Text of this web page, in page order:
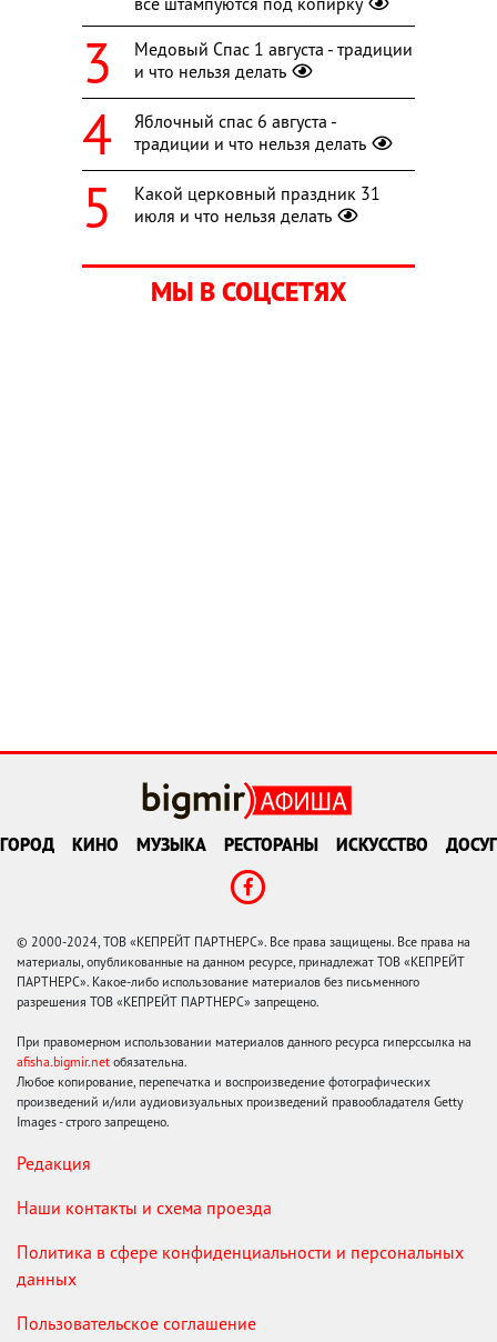
Медовый Спас 1 августа - традиции
и что нельзя делать
Яблочный спас 6 августа -
традиции и что нельзя делать
Какой церковный праздник 31
июля и что нельзя делать
МЫ В СОЦСЕТЯХ
ГОРОД КИНО МУЗЫКА РЕСТОРАНЫ ИСКУССТВО ДОСУГ
© 2000-2024, ТОВ «КЕПРЕЙТ ПАРТНЕРС». Все права защищены. Все права на
материалы, опубликованные на данном ресурсе, принадлежат ТОВ «КЕПРЕЙТ
ПАРТНЕРС». Какое-либо использование материалов без письменного
разрешения ТОВ «КЕПРЕЙТ ПАРТНЕРС» запрещено.
При правомерном использовании материалов данного ресурса гиперссылка на
afisha.bigmir.net обязательна.
Любое копирование, перепечатка и воспроизведение фотографических
произведений и/или аудиовизуальных произведений правообладателя Getty
Images - строго запрещено.
Редакция
Наши контакты и схема проезда
Политика в сфере конфиденциальности и персональных
данных
Пользовательское соглашение